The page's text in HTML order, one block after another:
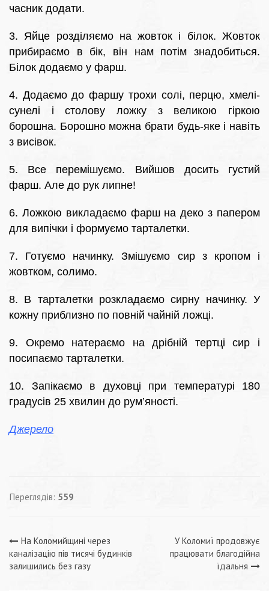
часник додати.
3. Яйце розділяємо на жовток і білок. Жовток
прибираємо в бік, він нам потім знадобиться.
Білок додаємо у фарш.
4. Додаємо до фаршу трохи солі, перцю, хмелі-
сунелі і столову ложку з великою гіркою
борошна. Борошно можна брати будь-яке і навіть
з висівок.
5. Все перемішуємо. Вийшов досить густий
фарш. Але до рук липне!
6. Ложкою викладаємо фарш на деко з папером
для випічки і формуємо тарталетки.
7. Готуємо начинку. Змішуємо сир з кропом і
жовтком, солимо.
8. В тарталетки розкладаємо сирну начинку. У
кожну приблизно по повній чайній ложці.
9. Окремо натераємо на дрібній тертці сир і
посипаємо тарталетки.
10. Запікаємо в духовці при температурі 180
градусів 25 хвилин до рум’яності.
Джерело
Переглядів: 559
Навігація
записів
На Коломийщині через
каналізацію пів тисячі будинків
залишились без газу
У Коломиї продовжує
працювати благодійна
їдальня